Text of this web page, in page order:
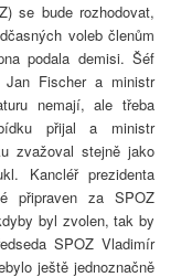
se bude rozhodovat,
voleb členům
podala demisi. Šéf
Jan Fischer a ministr
nemají, ale třeba
přijal a ministr
zvažoval stejně jako
Kancléř prezidenta
připraven za SPOZ
byl zvolen, tak by
SPOZ Vladimír
ještě jednoznačně